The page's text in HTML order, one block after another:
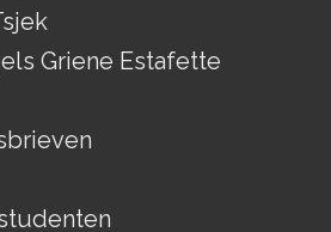
Griene Estafette